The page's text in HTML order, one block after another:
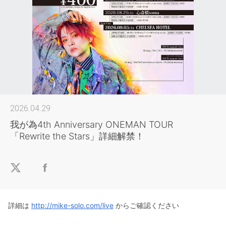
2026.04.29
我が為4th Anniversary ONEMAN TOUR
「Rewrite the Stars」詳細解禁！
詳細は http://mike-solo.com/live からご確認ください